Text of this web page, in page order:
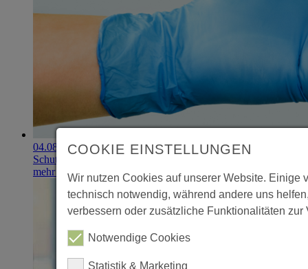
04.08.2026
Schutzhandschuhe erzielen 900.000-Euro-Exit
mehr erfahren
COOKIE EINSTELLUNGEN
Wir nutzen Cookies auf unserer Website. Einige
technisch notwendig, während andere uns
verbessern oder zusätzliche Funktionalitäten zur
Notwendige Cookies
Statistik & Marketing